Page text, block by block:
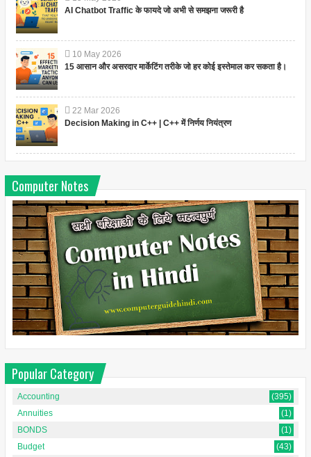
AI Chatbot Traffic के फायदे जो अभी से समझना जरूरी है
10 May 2026
15 आसान और असरदार मार्केटिंग तरीके जो हर कोई इस्तेमाल कर सकता है।
22 Mar 2026
Decision Making in C++ | C++ में निर्णय नियंत्रण
Computer Notes
Popular Category
Accounting
(395)
Annuities
(1)
BONDS
(1)
Budget
(43)